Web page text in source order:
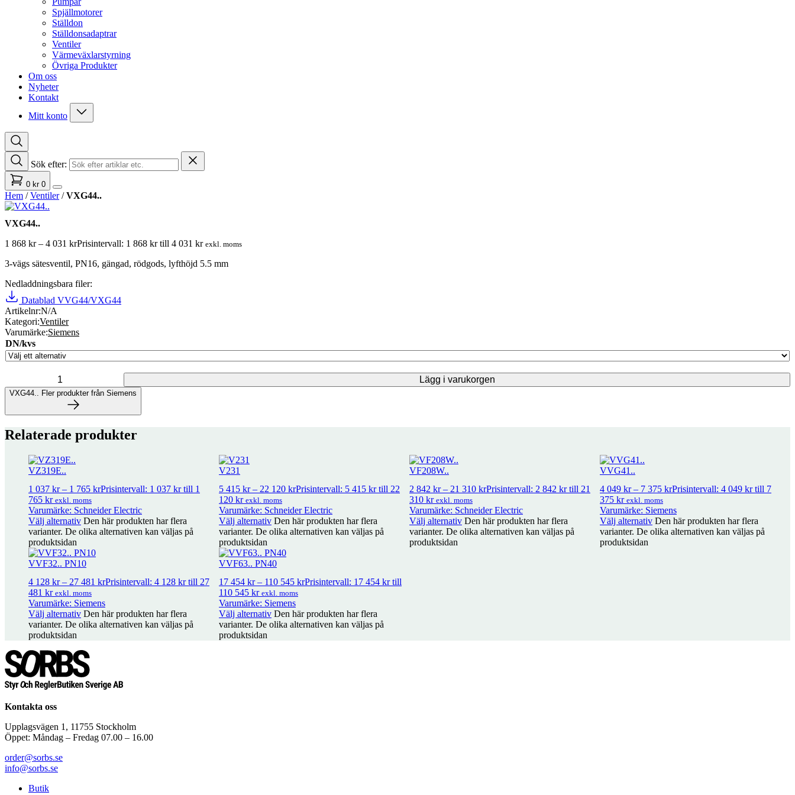
Spjällmotorer
Ställdon
Ställdonsadaptrar
Ventiler
Värmeväxlarstyrning
Övriga Produkter
Om oss
Nyheter
Kontakt
Mitt konto
Sök efter:
0 kr 0
Hem /Ventiler/VXG44..
VXG44..
1 868 kr – 4 031 krPrisintervall: 1 868 kr till 4 031 kr exkl. moms
3-vägs sätesventil, PN16, gängad, rödgods, lyfthöjd 5.5 mm
Nedladdningsbara filer:
Datablad VVG44/VXG44
Artikelnr:N/A
Kategori:Ventiler
Varumärke:Siemens
DN/kvs
VXG44.. mängd Lägg i varukorgen
VXG44.. Fler produkter från Siemens
Fler produkter från Siemens
Adapter för Siemens SAX på äldre Varishunt 1 339 exkl. moms
ALGxx3B.. Kopplingssats mässing 3-pack 2 225krPrisintervall: 358 kr till 2 225 kr
ALGxx2B.. Kopplingssats mässing 2-pack 1 497krPrisintervall: 238 kr till 1 497 kr
Packbox VVF/VXF..
Packbox Siemens VVG/VXG..
Packbox Siemens V…F DN65-150
Packbox varishunt DN25-50
Packbox Varishunt DN65
Relaterade produkter
VZ319E..
1 037 kr – 1 765 krPrisintervall: 1 037 kr till 1
765 kr exkl. moms
Varumärke: Schneider Electric
Välj alternativ Den här produkten har flera
varianter. De olika alternativen kan väljas på
produktsidan
V231
5 415 kr – 22 120 krPrisintervall: 5 415 kr till 22
120 kr exkl. moms
Varumärke: Schneider Electric
Välj alternativ Den här produkten har flera
varianter. De olika alternativen kan väljas på
produktsidan
VF208W..
2 842 kr – 21 310 krPrisintervall: 2 842 kr till 21
310 kr exkl. moms
Varumärke: Schneider Electric
Välj alternativ Den här produkten har flera
varianter. De olika alternativen kan väljas på
produktsidan
VVG41..
4 049 kr – 7 375 krPrisintervall: 4 049 kr till 7
375 kr exkl. moms
Varumärke: Siemens
Välj alternativ Den här produkten har flera
varianter. De olika alternativen kan väljas på
produktsidan
VVF32.. PN10
4 128 kr – 27 481 krPrisintervall: 4 128 kr till 27
481 kr exkl. moms
Varumärke: Siemens
Välj alternativ Den här produkten har flera
varianter. De olika alternativen kan väljas på
produktsidan
VVF63.. PN40
17 454 kr – 110 545 krPrisintervall: 17 454 kr till
110 545 kr exkl. moms
Varumärke: Siemens
Välj alternativ Den här produkten har flera
varianter. De olika alternativen kan väljas på
produktsidan
Kontakta oss
Upplagsvägen 1, 11755 Stockholm
Öppet: Måndag – Fredag 07.00 – 16.00
order@sorbs.se
info@sorbs.se
Butik